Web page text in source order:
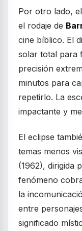
Por otro lado,
el rodaje de
cine bíblico. El
solar total para
precisión
minutos para
repetirlo. La
impactante y
El eclipse
temas menos
(1962), dirigida
fenómeno
la
entre
significado